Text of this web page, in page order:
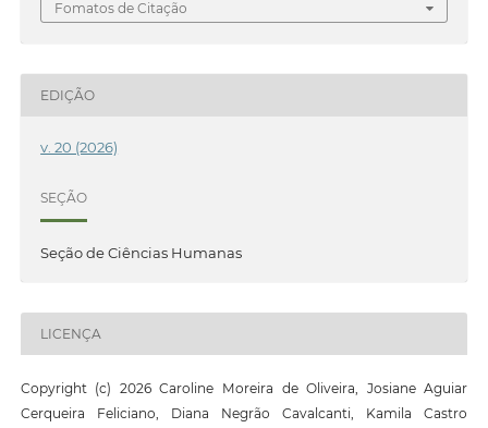
Fomatos de Citação
EDIÇÃO
v. 20 (2026)
SEÇÃO
Seção de Ciências Humanas
LICENÇA
Copyright (c) 2026 Caroline Moreira de Oliveira, Josiane Aguiar
Cerqueira Feliciano, Diana Negrão Cavalcanti, Kamila Castro